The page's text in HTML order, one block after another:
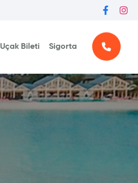
Uçak Bileti Sigorta